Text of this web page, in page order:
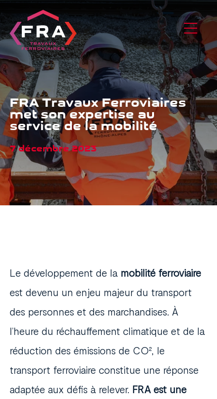
FRA Travaux Ferroviaires
met son expertise au
service de la mobilité
7 décembre 2023
Le développement de la mobilité ferroviaire
est devenu un enjeu majeur du transport
des personnes et des marchandises. À
l’heure du réchauffement climatique et de la
réduction des émissions de CO², le
transport ferroviaire constitue une réponse
adaptée aux défis à relever. FRA est une